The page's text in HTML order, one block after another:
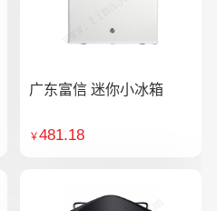
广东富信 迷你小冰箱
￥481.18